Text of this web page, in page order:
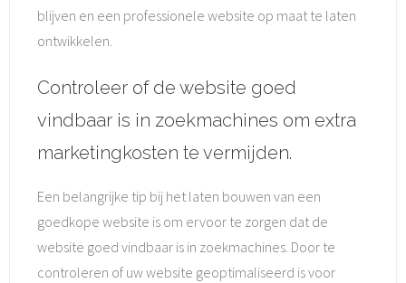
blijven en een professionele website op maat te laten
ontwikkelen.
Controleer of de website goed
vindbaar is in zoekmachines om extra
marketingkosten te vermijden.
Een belangrijke tip bij het laten bouwen van een
goedkope website is om ervoor te zorgen dat de
website goed vindbaar is in zoekmachines. Door te
controleren of uw website geoptimaliseerd is voor